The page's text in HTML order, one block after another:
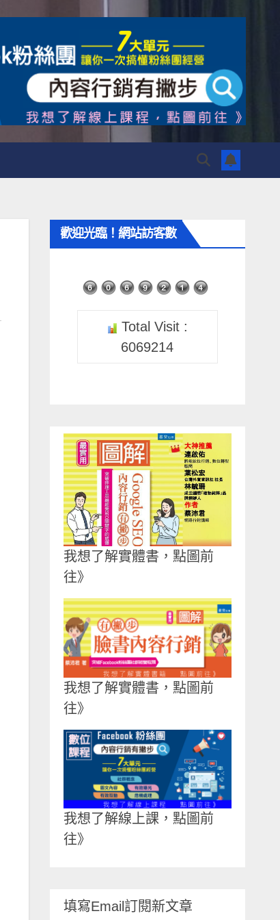
歡迎光臨！網站訪客數
Total Visit :
6069214
我想了解實體書，點圖前
往》
我想了解實體書，點圖前
往》
我想了解線上課，點圖前
往》
填寫Email訂閱新文章